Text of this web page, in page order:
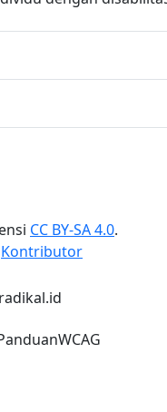
CC BY-SA 4.0.
Kontributor